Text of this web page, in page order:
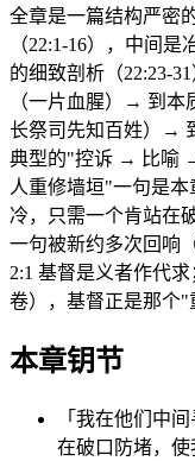
全章是一篇结构严密
（22:1-16），中间
的细致剖析（22:23-
（一片血腥）→ 到
长祭司先知百姓）→
典型的"控诉 → 比喻
人重修墙垣"一句是
冷，只需一个肯站在
一句被新约多次回响
2:1 基督是义者作代
卷），基督正是那个"
本章钥节
「我在他们中
在破口防堵，使